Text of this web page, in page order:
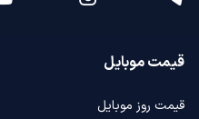
قیمت موبایل
قیمت روز موبایل